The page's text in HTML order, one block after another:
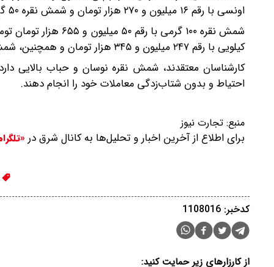
اونسی با رقم ۱۶ میلیون و ۲۷۰ هزار تومان و شمش نقره ۵۰ گرمی با رقم ۲۵ میلیون و ۷۹۵ هزار تومان اعلام شد.
کیلویی با رقم ۲۴۷ میلیون و ۳۴۵ هزار تومان و همچنین، شمش نقره یک کیلویی ایرانی با رقم ۴۸۵ میلیون و ۲۶۵ هزار تومان به ثبت رسید.
کارشناسان معتقدند، شمش نقره نوسان و حباب بالایی
احتیاط و بدون شتاب‌زدگی معاملات خود را انجام دهند.
منبع: تجارت نیوز
برای اطلاع از آخرین اخبار و تحلیل‌ها به کانال شرق در
کدخبر: 1108016
از کارزارهای زیر حمایت کنید: